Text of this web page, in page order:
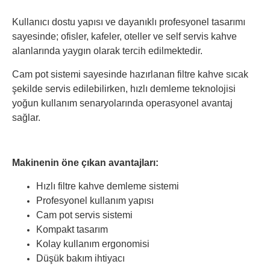
Kullanıcı dostu yapısı ve dayanıklı profesyonel tasarımı
sayesinde; ofisler, kafeler, oteller ve self servis kahve
alanlarında yaygın olarak tercih edilmektedir.
Cam pot sistemi sayesinde hazırlanan filtre kahve sıcak
şekilde servis edilebilirken, hızlı demleme teknolojisi
yoğun kullanım senaryolarında operasyonel avantaj
sağlar.
Makinenin öne çıkan avantajları:
Hızlı filtre kahve demleme sistemi
Profesyonel kullanım yapısı
Cam pot servis sistemi
Kompakt tasarım
Kolay kullanım ergonomisi
Düşük bakım ihtiyacı